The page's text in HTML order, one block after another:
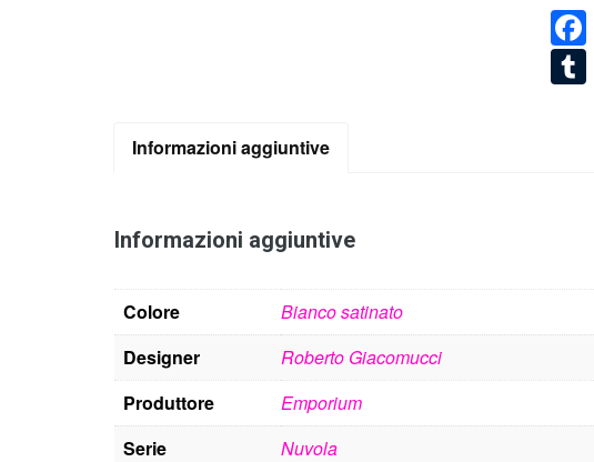
Informazioni aggiuntive
Informazioni aggiuntive
Colore
Bianco satinato
Designer
Roberto Giacomucci
Produttore
Emporium
Serie
Nuvola